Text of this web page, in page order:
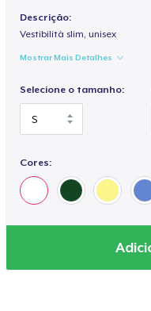
Descrição:
Vestibilità slim, unisex
Mostrar Mais Detalhes
Selecione o tamanho:
Cores: